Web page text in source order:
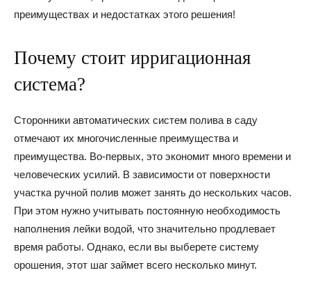
преимуществах и недостатках этого решения!
Почему стоит ирригационная
система?
Сторонники автоматических систем полива в саду
отмечают их многочисленные преимущества и
преимущества. Во-первых, это экономит много времени и
человеческих усилий. В зависимости от поверхности
участка ручной полив может занять до нескольких часов.
При этом нужно учитывать постоянную необходимость
наполнения лейки водой, что значительно продлевает
время работы. Однако, если вы выберете систему
орошения, этот шаг займет всего несколько минут.